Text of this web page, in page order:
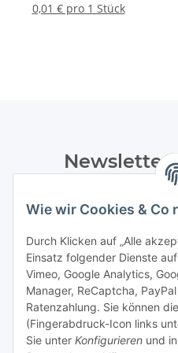
Wie wir Cookies & Co
Durch Klicken auf „Alle
Einsatz folgender Dienste
Vimeo, Google Analytics,
Manager, ReCaptcha,
Ratenzahlung. Sie können
(Fingerabdruck-Icon links
Sie unter Konfigurieren und
- 500 Stück
0,01 € pro 1 Stück
Newsletter
Datenschutzerklärung
Informationen